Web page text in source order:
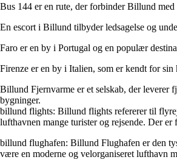
Bus 144 er en rute, der forbinder Billund
En escort i Billund tilbyder ledsagelse og
Faro er en by i Portugal og en populær
Firenze er en by i Italien, som er kendt for
Billund Fjernvarme er et selskab, der leverer
bygninger.
billund flights: Billund flights refererer til
lufthavnen mange turister og rejsende. Der
billund flughafen: Billund Flughafen er den
være en moderne og velorganiseret lufthavn